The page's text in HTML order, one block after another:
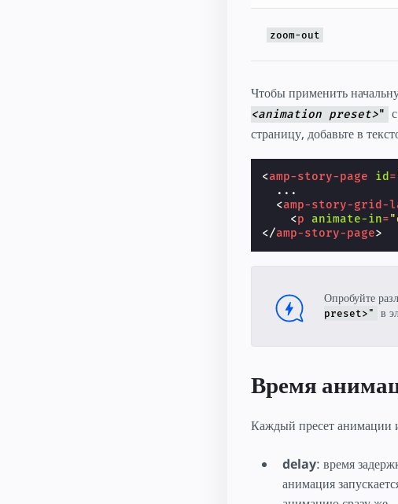
zoom-out
Чтобы применить
<animation preset>"
страницу, добавьте в
<amp-story-page id =
  ...
<amp-story-grid-
<p animate-in=
</amp-story-page>
Опробуйте
preset>"
в
Время
Каждый пресет анимации
delay: время
анимация